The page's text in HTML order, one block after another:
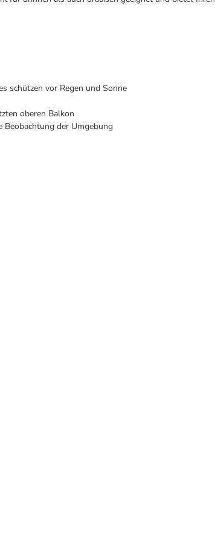
schützen vor Regen und Sonne
oberen Balkon
Beobachtung der Umgebung